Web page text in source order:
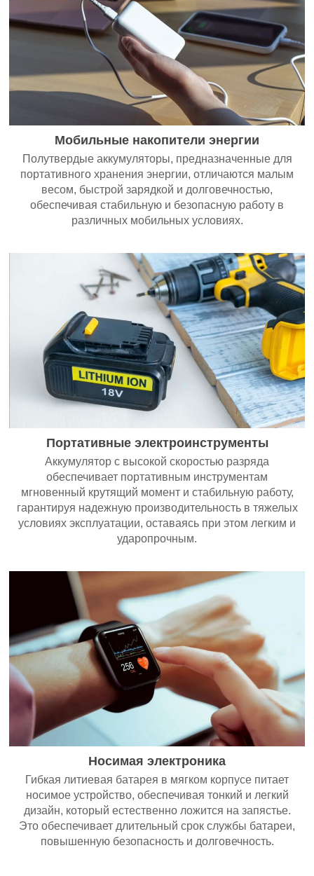
Мобильные накопители энергии
Полутвердые аккумуляторы, предназначенные для
портативного хранения энергии, отличаются малым
весом, быстрой зарядкой и долговечностью,
обеспечивая стабильную и безопасную работу в
различных мобильных условиях.
Портативные электроинструменты
Аккумулятор с высокой скоростью разряда
обеспечивает портативным инструментам
мгновенный крутящий момент и стабильную работу,
гарантируя надежную производительность в тяжелых
условиях эксплуатации, оставаясь при этом легким и
ударопрочным.
Носимая электроника
Гибкая литиевая батарея в мягком корпусе питает
носимое устройство, обеспечивая тонкий и легкий
дизайн, который естественно ложится на запястье.
Это обеспечивает длительный срок службы батареи,
повышенную безопасность и долговечность.